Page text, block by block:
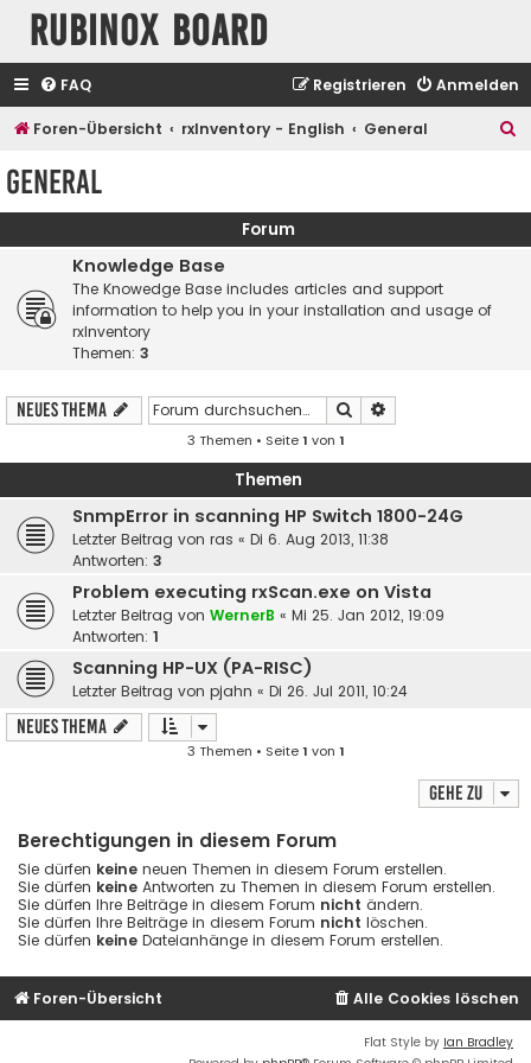
Rubinox Board
FAQ Anmelden
Registrieren
Foren-Übersicht rxInventory - English General
e
General
Forum
Knowledge Base
The Knowedge Base includes articles and support
information to help you in your installation and usage of
rxInventory
Themen: 3
Neues Thema Suche
3 Themen • Seite1 von 1
Themen
SnmpError in scanning HP Switch 1800-24G
Letzter Beitrag von ras « Di 6. Aug 2013, 11:38
Antworten: 3
Problem executing rxScan.exe on Vista
Letzter Beitrag von WernerB « Mi 25. Jan 2012, 19:09
Antworten: 1
Scanning HP-UX (PA-RISC)
Letzter Beitrag von pjahn « Di 26. Jul 2011, 10:24
Neues Thema
3 Themen • Seite1 von 1
Gehe zu
Berechtigungen in diesem Forum
Sie dürfen keine neuen Themen in diesem Forum erstellen.
Sie dürfen keine Antworten zu Themen in diesem Forum erstellen.
Sie dürfen Ihre Beiträge in diesem Forum nicht ändern.
Sie dürfen Ihre Beiträge in diesem Forum nicht löschen.
Sie dürfen keine Dateianhänge in diesem Forum erstellen.
Foren-Übersicht Alle Cookies löschen
Flat Style by Ian Bradley